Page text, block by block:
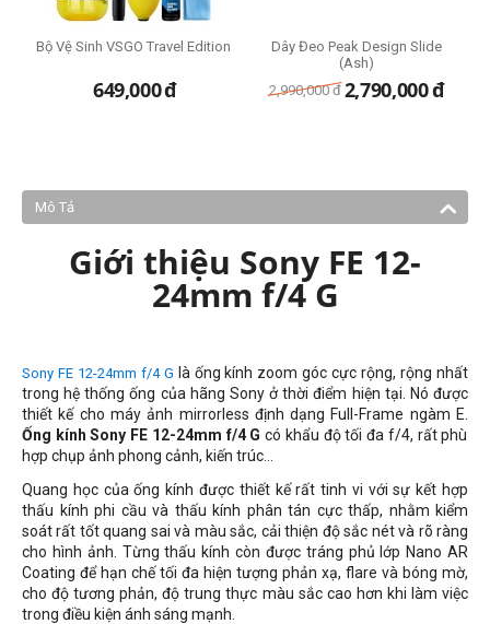
Bộ Vệ Sinh VSGO Travel Edition
649,000đ
Dây Đeo Peak Design Slide
(Ash)
2,990,000 đ 2,790,000đ
Mô Tả
Giới thiệu Sony FE 12-
24mm f/4 G
Sony FE 12-24mm f/4 G là ống kính zoom góc cực rộng, rộng nhất
trong hệ thống ống của hãng Sony ở thời điểm hiện tại. Nó được
thiết kế cho máy ảnh mirrorless định dạng Full-Frame ngàm E.
Ống kính Sony FE 12-24mm f/4 Gcó khẩu độ tối đa f/4, rất phù
hợp chụp ảnh phong cảnh, kiến trúc...
Quang học của ống kính được thiết kế rất tinh vi với sự kết hợp
thấu kính phi cầu và thấu kính phân tán cực thấp, nhằm kiểm
soát rất tốt quang sai và màu sắc, cải thiện độ sắc nét và rõ ràng
cho hình ảnh. Từng thấu kính còn được tráng phủ lớp Nano AR
Coating để hạn chế tối đa hiện tượng phản xạ, flare và bóng mờ,
cho độ tương phản, độ trung thực màu sắc cao hơn khi làm việc
trong điều kiện ánh sáng mạnh.